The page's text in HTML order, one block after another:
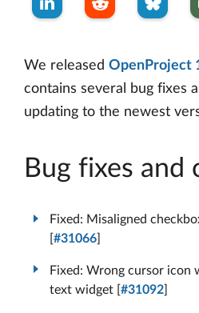
We released OpenProject
contains several bug fixes
updating to the newest
Bug fixes and
Fixed: Misaligned
#31066
Fixed: Wrong cursor icon
text widget [#31092]